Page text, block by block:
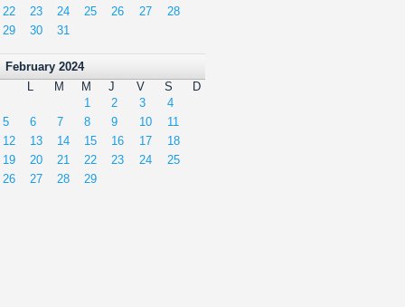
22
23 24 25 26 27
28
29
30 31
February 2024
L
M M J V S
D
1
2 3
4
5
6 7 8 9 10
11
12
13 14 15 16 17
18
19
20 21 22 23 24
25
26
27 28 29